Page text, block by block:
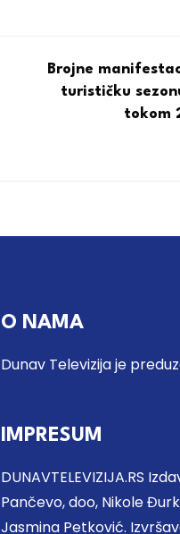
Brojne
turističku
tokom
O NAMA
Dunav Televizija je
IMPRESUM
DUNAVTELEVIZIJA.RS
Pančevo, doo, Nikole
Jasmina Petković.